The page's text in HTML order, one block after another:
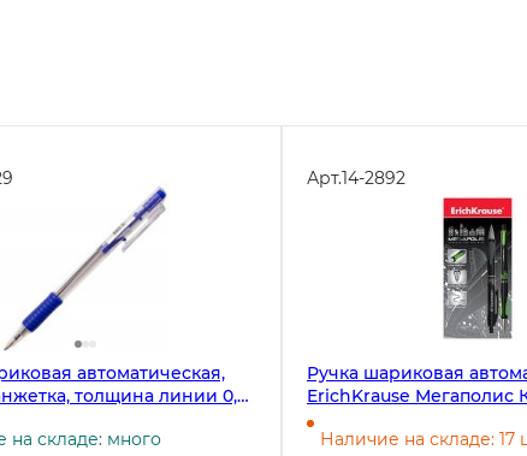
автоматическая,
толщина линии 0,5
0,7 мм
на складе: много
Арт.14-2892
Ручка шариковая
ErichKrause Мегаполис
(Megapolis Concept) черная,
манжетка, 0,35 мм
Наличие на складе: 17